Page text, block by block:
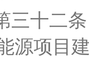
三十二条
源项目